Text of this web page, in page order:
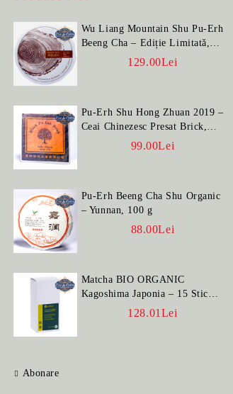
Wu Liang Mountain Shu Pu-Erh
Beeng Cha – Ediție Limitată,
129.00Lei
Pu-Erh Shu Hong Zhuan 2019 –
Ceai Chinezesc Presat Brick,
99.00Lei
Pu-Erh Beeng Cha Shu Organic
– Yunnan, 100 g
88.00Lei
Matcha BIO ORGANIC
Kagoshima Japonia – 15 Stick-
128.01Lei
Abonare